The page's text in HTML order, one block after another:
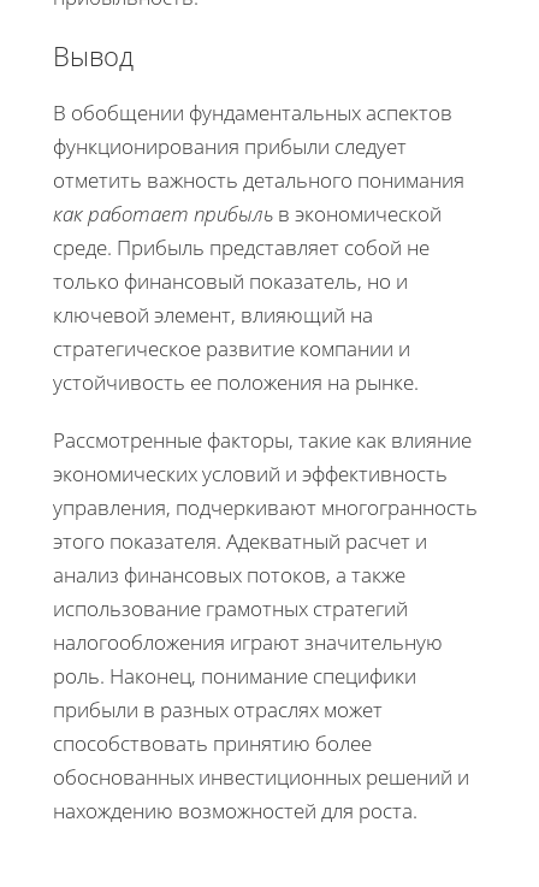
Вывод
В обобщении фундаментальных аспектов
функционирования прибыли следует
отметить важность детального понимания
как работает прибыль в экономической
среде. Прибыль представляет собой не
только финансовый показатель, но и
ключевой элемент, влияющий на
стратегическое развитие компании и
устойчивость ее положения на рынке.
Рассмотренные факторы, такие как влияние
экономических условий и эффективность
управления, подчеркивают многогранность
этого показателя. Адекватный расчет и
анализ финансовых потоков, а также
использование грамотных стратегий
налогообложения играют значительную
роль. Наконец, понимание специфики
прибыли в разных отраслях может
способствовать принятию более
обоснованных инвестиционных решений и
нахождению возможностей для роста.